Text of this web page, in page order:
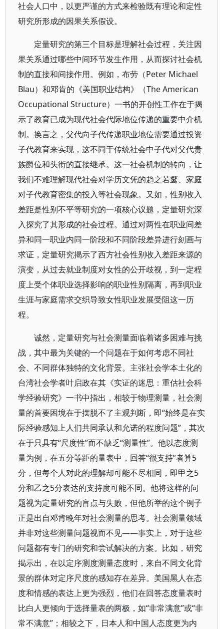
社会人口中，以更严谨的方式来检验既有理论和定性
研究所形成的因果关系假设。
定量研究的第三个目标是理解社会过程，关注因
果关系通过哪些中间环节发生作用，从而探讨社会机
制的直接和间接作用。例如，布劳（Peter Michael
Blau）和邓肯的《美国职业结构》（The American
Occupational Structure）一书的开创性工作在于揭
示了教育已成为现代社会代际地位传递的重要中介机
制。换言之，父代向子代传递职业地位需要通过投资
子代教育来实现，这不同于传统社会中子代对父代贵
族爵位和头衔的直接继承。这一社会机制的转向，让
我们不难理解现代社会对学历文凭的趋之若鹜、家庭
对子代教育密集的投入等社会现象。又如，性别收入
差距是性别不平等研究的一项核心议题，定量研究深
入探究了其形成的社会过程。通过对两性在职业间差
异和同一职业内同一阶段和不同阶段差异进行刻画与
求证，定量研究揭示了西方社会性别收入差距来源的
演变，从过去就业制度对女性的公开歧视，到一定程
度上受个体职业选择影响的职业性别隔离，再到职业
生涯与家庭需求交织导致女性职业发展受阻这一历
程。
诚然，定量研究与社会测量面临着诸多困难与挑
战，其中最为关键的一个问题在于如何考虑不同社
会、不同群体独特的文化背景。主张社会学本土化的
台湾社会学者叶启政在其《实证的迷思：重估社会科
学经验研究》一书中指出，相较于物理测量，社会测
量的首要困境在于摆脱不了主观判断，即“始终是在实
际经验感知上人们共同承认和允诺的程度问题”，其次
在于只具有“尺度性”而不缺乏“测量性”。他以态度测
量为例，在五分等距的量表中，回答“很支持”者算5
分，但每个人对此的理解却可能不尽相同，即甲之5
分和乙之5分表达的支持度可能不同。他将这样的问
题视为定量研究的盲点与失败，但他所举的这个例子
正是出自邓肯晚年对社会测量的思考。社会测量领域
并非对这些测量问题视而不见——事实上，对于这些
问题都有专门的研究和尝试解决的方案。比如，研究
揭示出，在以定序测度测量态度时，来自不同文化背
景的群体对定序尺度的感知存在差异。美国黑人在态
度和情感的表达上更为强烈，他们在回答态度量表时
比白人更倾向于选择量表的两极，如“非常满意”或“非
常不满意”；相较之下，日本人和中国人态度更为内